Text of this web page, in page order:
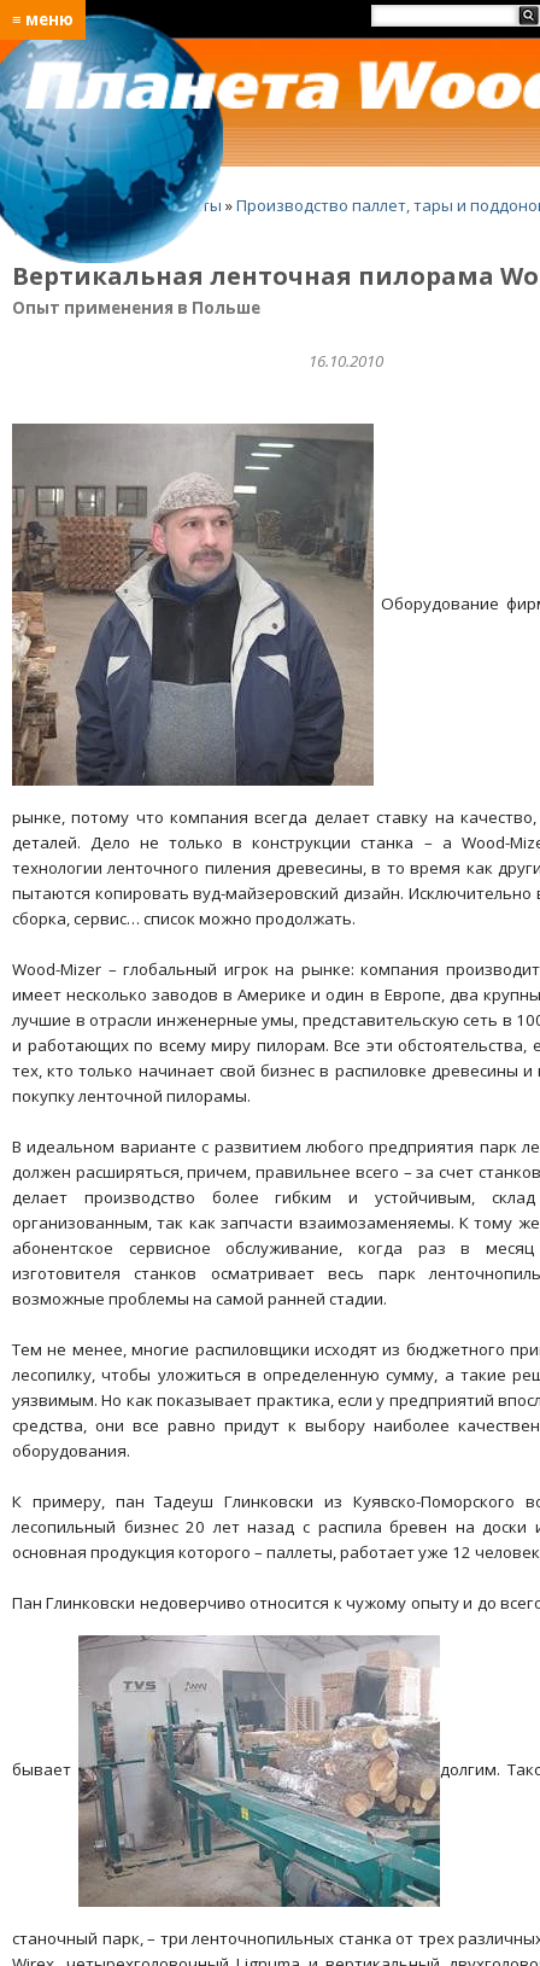
≡ меню
Главная Лучшие проекты »Производство паллет, тары и
Wood-Mizer TVS
Вертикальная ленточная пилорама
Опыт применения в Польше
16.10.2010
Оборудование
рынке, потому что компания всегда делает ставку на
деталей. Дело не только в конструкции станка – а Wood-
технологии ленточного пиления древесины, в то время как
пытаются копировать вуд-майзеровский дизайн.
сборка, сервис… список можно продолжать.
Wood-Mizer – глобальный игрок на рынке: компания
имеет несколько заводов в Америке и один в Европе, два
лучшие в отрасли инженерные умы, представительскую сеть в
и работающих по всему миру пилорам. Все эти обстоятельства,
тех, кто только начинает свой бизнес в распиловке древесины
покупку ленточной пилорамы.
В идеальном варианте с развитием любого предприятия парк
должен расширяться, причем, правильнее всего – за счет
делает производство более гибким и устойчивым,
организованным, так как запчасти взаимозаменяемы. К тому
абонентское сервисное обслуживание, когда раз в
изготовителя станков осматривает весь парк
возможные проблемы на самой ранней стадии.
Тем не менее, многие распиловщики исходят из бюджетного
лесопилку, чтобы уложиться в определенную сумму, а такие
уязвимым. Но как показывает практика, если у предприятий
средства, они все равно придут к выбору наиболее
оборудования.
К примеру, пан Тадеуш Глинковски из Куявско-Поморского
лесопильный бизнес 20 лет назад с распила бревен на доски
основная продукция которого – паллеты, работает уже 12
Пан Глинковски недоверчиво относится к чужому опыту и до
бывает долгим.
станочный парк, – три ленточнопильных станка от трех